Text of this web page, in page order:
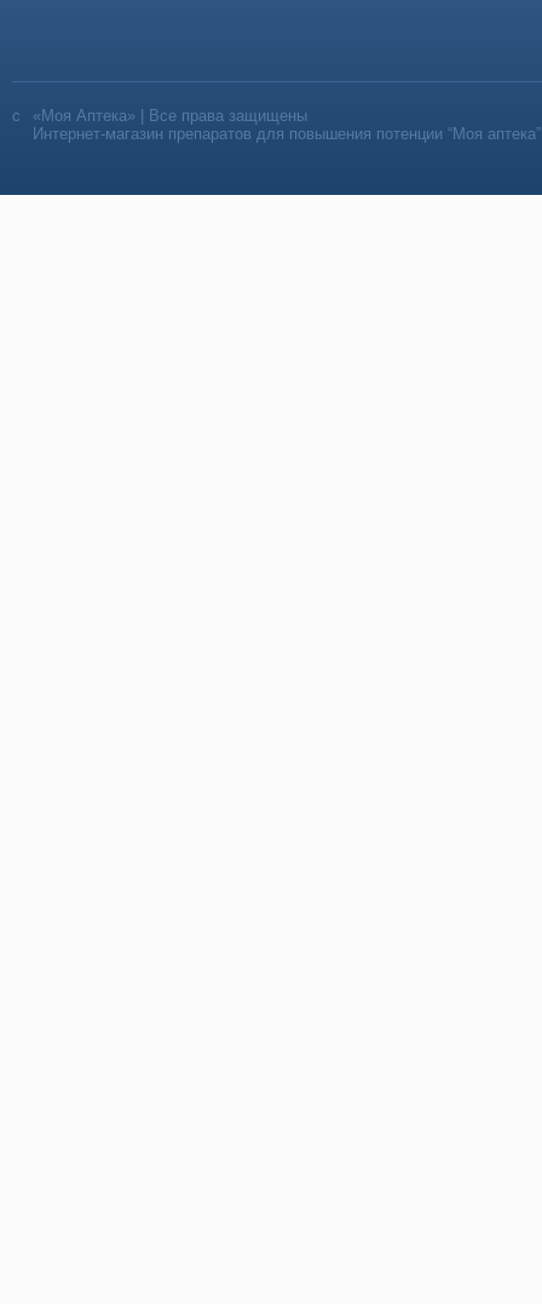
«Моя Аптека» | Все права защищены
Интернет-магазин препаратов для повышения потенции “Моя